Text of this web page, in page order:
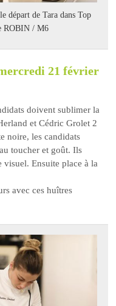
départ de Tara dans Top
ROBIN / M6
21 février
doivent sublimer la
et Cédric Grolet 2
noire, les candidats
toucher et goût. Ils
visuel. Ensuite place à la
avec ces huîtres